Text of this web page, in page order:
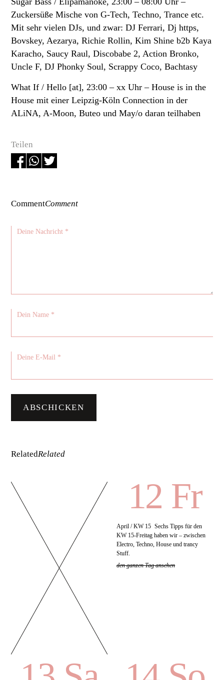
Teilen
Zuckersüße Mische von G-Tech, Techno, Trance etc.
Mit sehr vielen DJs, und zwar: DJ Ferrari, Dj https,
Bovskey, Aezarya, Richie Rollin, Kim Shine b2b Kaya
Karacho, Saucy Raul, Discobabe 2, Action Bronko,
Uncle F, DJ Phonky Soul, Scrappy Coco, Bachtasy
What If / Hello [at], 23:00 – xx Uhr –House is in the
House mit einer Leipzig-Köln Connection in der
ALiNA, A-Moon, Buteo und May/o daran teilhaben
CommentComment
RelatedRelated
12 Fr
April / KW 15 Sechs Tipps für den
KW 15-Freitag haben wir – zwischen
Electro, Techno, House und trancy
Stuff.
den ganzen Tag ansehen